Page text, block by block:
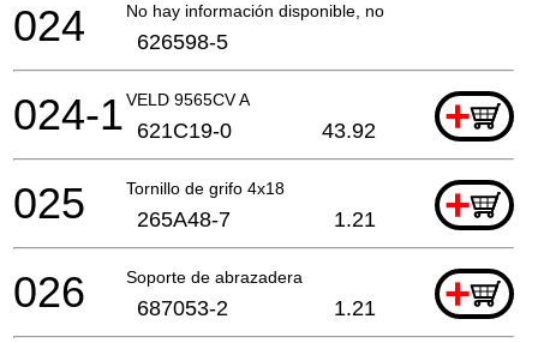
No hay información disponible, no se puede pedir
024 626598-5
VELD 9565CV A +
024-1 621C19-0 43.92
Tornillo de grifo 4x18 +
025 265A48-7 1.21
Soporte de abrazadera +
026 687053-2 1.21